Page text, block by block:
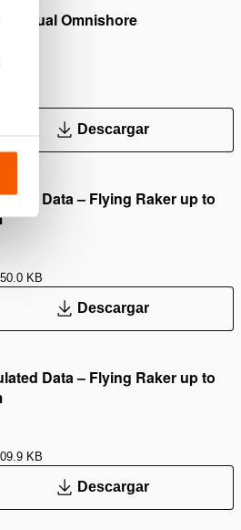
manual Omnishore
Descargar
Data – Flying Raker up to
KB
Descargar
Data – Flying Raker up to
KB
Descargar